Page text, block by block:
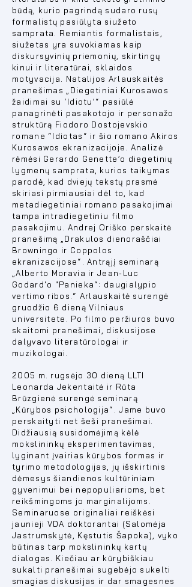
būdą, kurio pagrindą sudaro rusų
formalistų pasiūlyta siužeto
samprata. Remiantis formalistais,
siužetas yra suvokiamas kaip
diskursyvinių priemonių, skirtingų
kinui ir literatūrai, sklaidos
motyvacija. Natalijos Arlauskaitės
pranešimas
Diegetiniai Kurosawos
žaidimai su ‘Idiotu’“ pasiūlė
panagrinėti pasakotojo ir personažo
struktūrą Fiodoro Dostojevskio
romane “Idiotas“ ir šio romano Akiros
Kurosawos ekranizacijoje. Analizė
rėmėsi Gerardo Genette’o diegetinių
lygmenų samprata, kurios taikymas
parodė, kad dviejų tekstų prasmė
skiriasi pirmiausiai dėl to, kad
metadiegetiniai romano pasakojimai
tampa intradiegetiniu filmo
pasakojimu. Andrej Oriško perskaitė
pranešimą „Drakulos dienoraščiai
Browningo ir Coppolos
ekranizacijose“. Antrąjį seminarą
„Alberto Moravia ir Jean-Luc
Godard'o "Panieka“: daugialypio
vertimo ribos.“ Arlauskaitė surengė
gruodžio 6 dieną Vilniaus
universitete. Po filmo peržiuros buvo
skaitomi pranešimai, diskusijose
dalyvavo literatūrologai ir
muzikologai.
2005 m. rugsėjo 30 dieną LLTI
Leonarda Jekentaitė ir Rūta
Brūzgienė surengė seminarą
„Kūrybos psichologija“. Jame buvo
perskaityti net šeši pranešimai.
Didžiausią susidomėjimą kėlė
mokslininkų eksperimentavimas,
lyginant įvairias kūrybos formas ir
tyrimo metodologijas, jų išskirtinis
dėmesys šiandienos kultūriniam
gyvenimui bei nepopuliarioms, bet
reikšmingoms jo marginalijoms.
Seminaruose originaliai reiškėsi
jaunieji VDA doktorantai (Salomėja
Jastrumskytė, Kęstutis Šapoka), vyko
būtinas tarp mokslininkų kartų
dialogas. Kiečiau ar kūrybiškiau
sukalti pranešimai sugebėjo sukelti
smagias diskusijas ir dar smagesnes